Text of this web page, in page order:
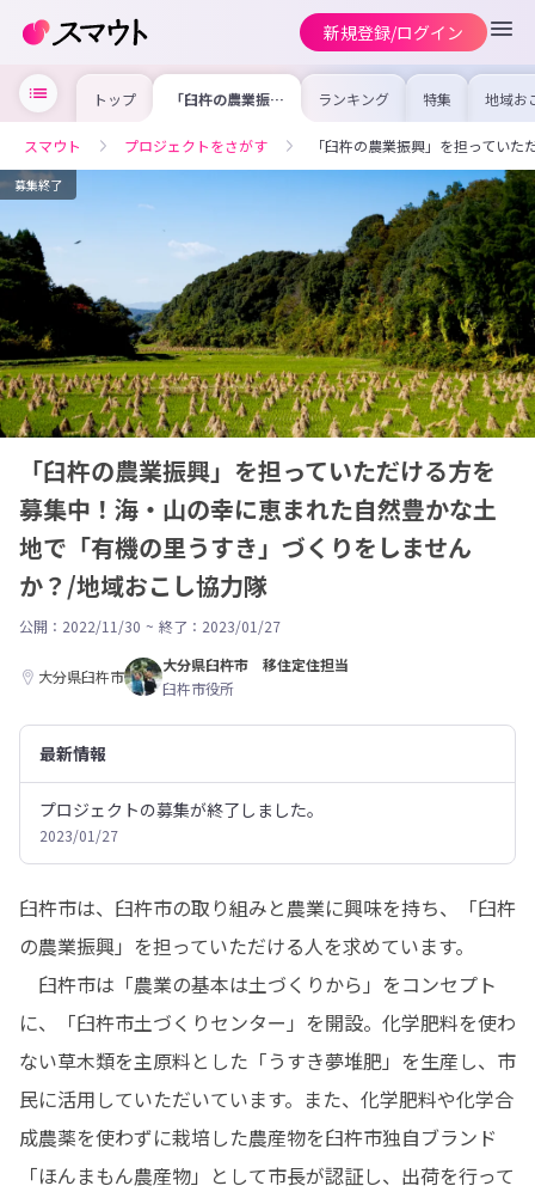
新規登録/ログイン
トップ 「臼杵の農業振
興」を担っていた
中！海・山の幸に
恵まれた自然豊か
な土地で「有機の
ランキング 特集 地域お
の求
を集め
事内容
を比較
合った
けよう
スマウト プロジェクトをさがす 「臼杵の農業振興」を担ってい
募集終了
「臼杵の農業振興」を担っていただける方を
募集中！海・山の幸に恵まれた自然豊かな土
地で「有機の里うすき」づくりをしません
か？/地域おこし協力隊
公開：2022/11/30 ~ 終了：2023/01/27
大分県臼杵市
大分県臼杵市 移住定住担当
臼杵市役所
最新情報
プロジェクトの募集が終了しました。
2023/01/27
臼杵市は、臼杵市の取り組みと農業に興味を持ち、「臼杵
の農業振興」を担っていただける人を求めています。
臼杵市は「農業の基本は土づくりから」をコンセプト
に、「臼杵市土づくりセンター」を開設。化学肥料を使わ
ない草木類を主原料とした「うすき夢堆肥」を生産し、市
民に活用していただいています。また、化学肥料や化学合
成農薬を使わずに栽培した農産物を臼杵市独自ブランド
「ほんまもん農産物」として市長が認証し、出荷を行って